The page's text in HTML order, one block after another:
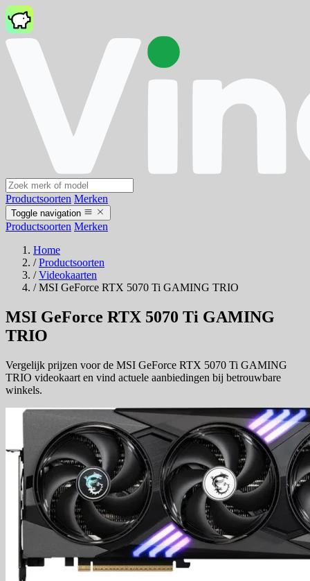
Productsoorten Merken
Toggle navigation
Productsoorten Merken
Home
/ Productsoorten
/ Videokaarten
/ MSI GeForce RTX 5070 Ti GAMING TRIO
MSI GeForce RTX 5070 Ti GAMING
TRIO
Vergelijk prijzen voor de MSI GeForce RTX 5070 Ti GAMING
TRIO videokaart en vind actuele aanbiedingen bij betrouwbare
winkels.